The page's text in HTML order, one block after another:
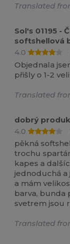
Translated
Sol's 01195 -
softshellová
4.0
Objednala
přišly o 1-2
Translated
dobrý
4.0
pěkná
trochu
kapes a
jednoduchá a
a mám
barva, bunda
svetrem jsou
Translated